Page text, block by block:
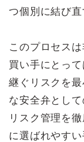
つ個別に結び直
このプロセス
買い手にとっ
継ぐリスクを
な安全弁とし
リスク管理を
に選ばれやすい